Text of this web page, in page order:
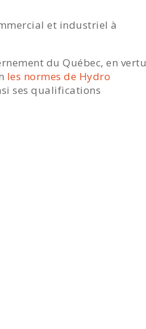
et industriel à
du Québec, en vertu
les normes de Hydro
ses qualifications